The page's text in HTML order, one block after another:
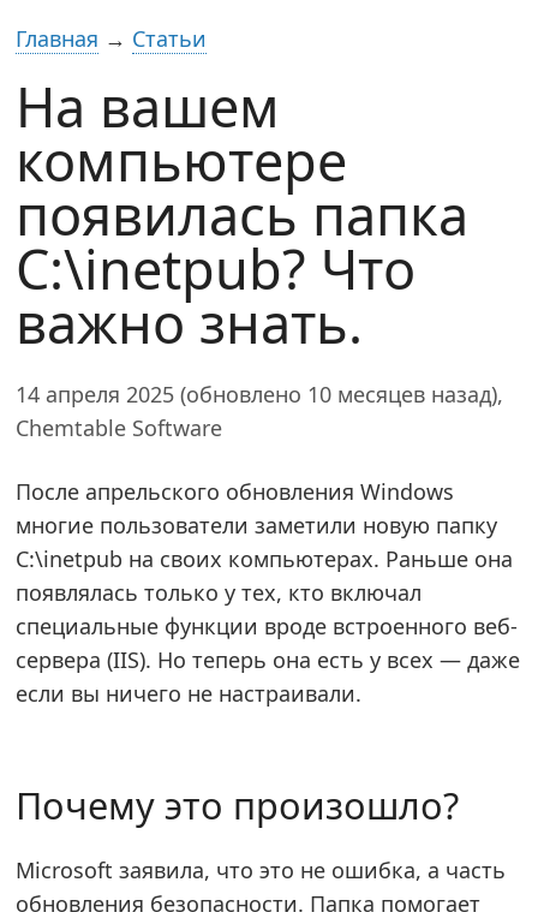
Главная → Статьи
На вашем
компьютере
появилась папка
C:\inetpub? Что
важно знать.
14 апреля 2025 (обновлено 10 месяцев назад),
Chemtable Software
После апрельского обновления Windows
многие пользователи заметили новую папку
C:\inetpub на своих компьютерах. Раньше она
появлялась только у тех, кто включал
специальные функции вроде встроенного веб-
сервера (IIS). Но теперь она есть у всех — даже
если вы ничего не настраивали.
Почему это произошло?
Microsoft заявила, что это не ошибка, а часть
обновления безопасности. Папка помогает